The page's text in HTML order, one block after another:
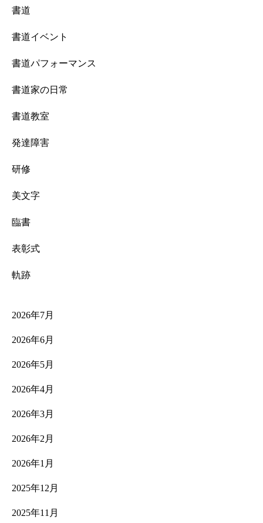
書道
書道イベント
書道パフォーマンス
書道家の日常
書道教室
発達障害
研修
美文字
臨書
表彰式
軌跡
2026年7月
2026年6月
2026年5月
2026年4月
2026年3月
2026年2月
2026年1月
2025年12月
2025年11月